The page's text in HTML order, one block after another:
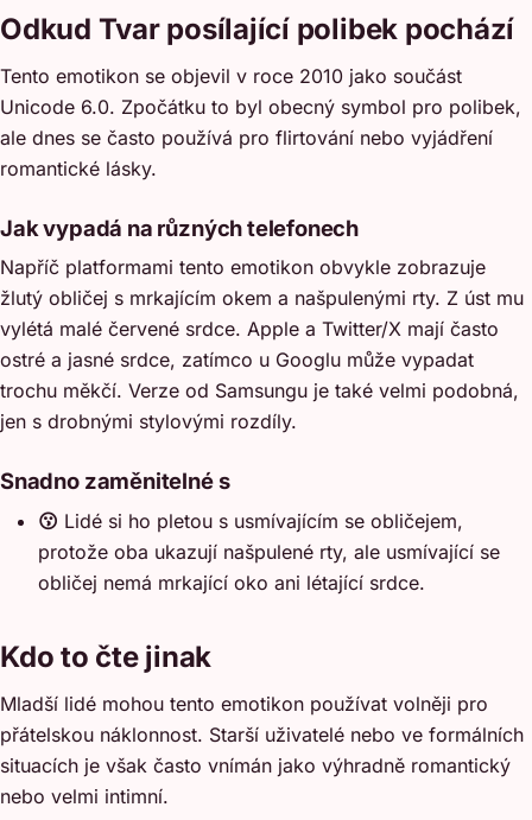
Odkud Tvar posílající polibek pochází
Tento emotikon se objevil v roce 2010 jako součást
Unicode 6.0. Zpočátku to byl obecný symbol pro polibek,
ale dnes se často používá pro flirtování nebo vyjádření
romantické lásky.
Jak vypadá na různých telefonech
Napříč platformami tento emotikon obvykle zobrazuje
žlutý obličej s mrkajícím okem a našpulenými rty. Z úst mu
vylétá malé červené srdce. Apple a Twitter/X mají často
ostré a jasné srdce, zatímco u Googlu může vypadat
trochu měkčí. Verze od Samsungu je také velmi podobná,
jen s drobnými stylovými rozdíly.
Snadno zaměnitelné s
😗 Lidé si ho pletou s usmívajícím se obličejem,
protože oba ukazují našpulené rty, ale usmívající se
obličej nemá mrkající oko ani létající srdce.
Kdo to čte jinak
Mladší lidé mohou tento emotikon používat volněji pro
přátelskou náklonnost. Starší uživatelé nebo ve formálních
situacích je však často vnímán jako výhradně romantický
nebo velmi intimní.